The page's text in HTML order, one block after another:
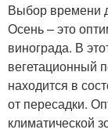
Выбор времени
Осень – это
винограда. В
вегетационный
находится в
от пересадки.
климатической